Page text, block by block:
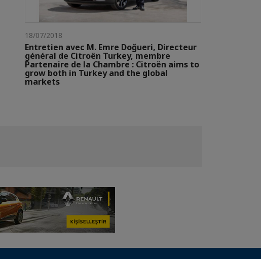
18/07/2018
Entretien avec M. Emre Doğueri, Directeur
général de Citroën Turkey, membre
Partenaire de la Chambre : Citroën aims to
grow both in Turkey and the global
markets